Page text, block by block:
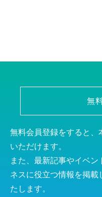
無
無料会員登録をすると、
いただけます。
また、最新記事やイベ
ネスに役立つ情報を掲載
たします。